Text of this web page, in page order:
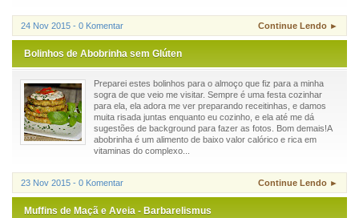
24 Nov 2015 - 0 Komentar Continue Lendo ►
Bolinhos de Abobrinha sem Glúten
Preparei estes bolinhos para o almoço que fiz para a minha
sogra de que veio me visitar. Sempre é uma festa cozinhar
para ela, ela adora me ver preparando receitinhas, e damos
muita risada juntas enquanto eu cozinho, e ela até me dá
sugestões de background para fazer as fotos. Bom demais!A
abobrinha é um alimento de baixo valor calórico e rica em
vitaminas do complexo...
23 Nov 2015 - 0 Komentar Continue Lendo ►
Muffins de Maçã e Aveia - Barbarelismus